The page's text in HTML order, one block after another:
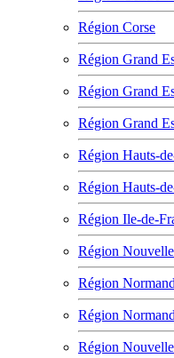
Région Corse
Région Grand
Région Grand
Région Grand
Région Hauts-
Région Hauts-
Région Ile-de-
Région
Région
Région
Région